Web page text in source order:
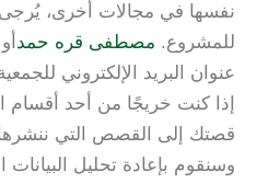
نفسها في مجالات أخرى،
للمشروع.مصطفى قره حمدأو
عنوان البريد الإلكتروني للجمعية:
إذا كنت خريجًا من أحد أقسام
قصتك إلى القصص التي ننشرها،
وسنقوم بإعادة تحليل البيانات